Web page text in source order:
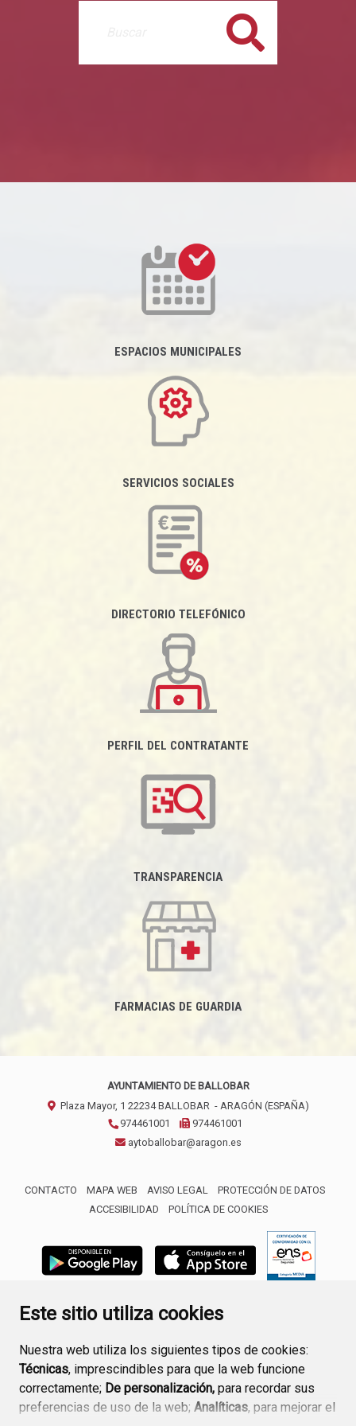
Este sitio utiliza cookies
Nuestra web utiliza los siguientes tipos de cookies:
Técnicas, imprescindibles para que la web funcione
correctamente; De personalización, para recordar sus
preferencias de uso de la web; Analíticas, para mejorar el
Buscar
ESPACIOS MUNICIPALES
SERVICIOS SOCIALES
DIRECTORIO TELEFÓNICO
PERFIL DEL CONTRATANTE
TRANSPARENCIA
FARMACIAS DE GUARDIA
AYUNTAMIENTO DE BALLOBAR
Plaza Mayor, 1 22234 BALLOBAR - ARAGÓN (ESPAÑA)
974461001
974461001
aytoballobar@aragon.es
CONTACTO MAPA WEB AVISO LEGAL
PROTECCIÓN DE DATOS
ACCESIBILIDAD
POLÍTICA DE COOKIES